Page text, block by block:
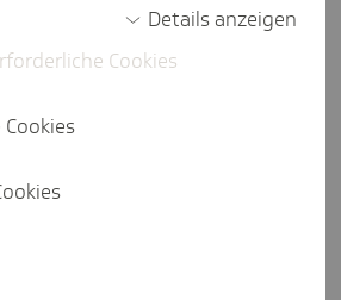
Menschen in Nordrhein-
- ambulant und stationär.
weil es Reibungsverluste
Details anzeigen
Cookies